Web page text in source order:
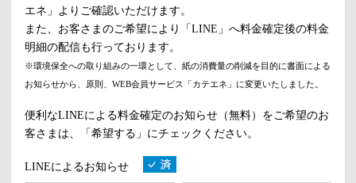
エネ」よりご確認いただけます。
また、お客さまのご希望により「LINE」へ料金確定後の料金
明細の配信も行っております。
※環境保全への取り組みの一環として、紙の消費量の削減を目的に書面による
お知らせから、原則、WEB会員サービス「カテエネ」に変更いたしました。
便利なLINEによる料金確定のお知らせ（無料）をご希望のお
客さまは、「希望する」にチェックください。
LINEによるお知らせ